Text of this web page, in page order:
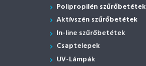
Polipropilén szűrőbetétek
Aktívszén szűrőbetétek
In-line szűrőbetétek
Csaptelepek
UV-Lámpák